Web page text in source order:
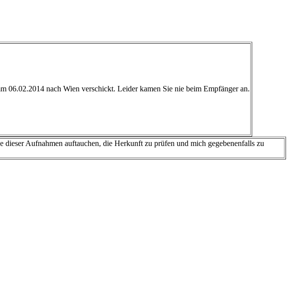
06.02.2014 nach Wien verschickt. Leider kamen Sie nie beim Empfänger an.
Aufnahmen auftauchen, die Herkunft zu prüfen und mich gegebenenfalls zu